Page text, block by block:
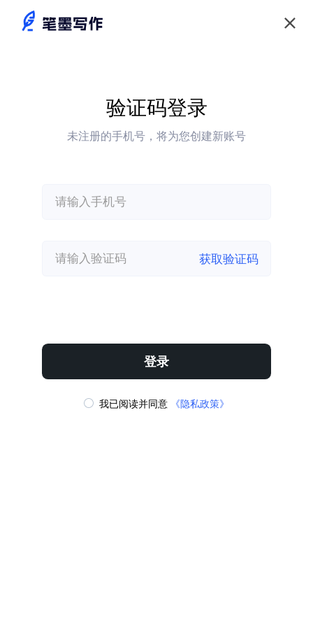
验证码登录
未注册的手机号，将为您创建新账号
获取验证码
登录
我已阅读并同意 《隐私政策》